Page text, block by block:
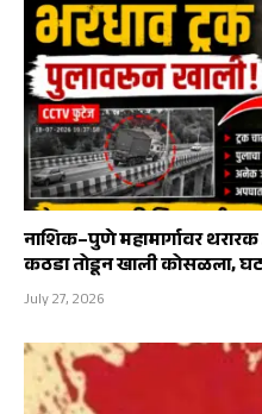
नाशिक–पुणे महामार्गावर
कठडा तोडून खाली कोसळला,
July 27, 2026